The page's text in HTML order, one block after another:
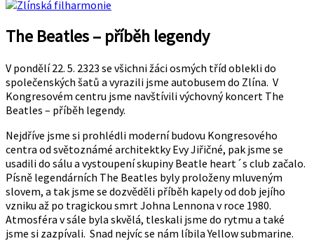
The Beatles – příběh legendy
V pondělí 22. 5. 2323 se všichni žáci osmých tříd oblekli do
společenských šatů a vyrazili jsme autobusem do Zlína. V
Kongresovém centru jsme navštívili výchovný koncert The
Beatles – příběh legendy.
Nejdříve jsme si prohlédli moderní budovu Kongresového
centra od světoznámé architektky Evy Jiřičné, pak jsme se
usadili do sálu a vystoupení skupiny Beatle heart´s club začalo.
Písně legendárních The Beatles byly proloženy mluveným
slovem, a tak jsme se dozvěděli příběh kapely od dob jejího
vzniku až po tragickou smrt Johna Lennona v roce 1980.
Atmosféra v sále byla skvělá, tleskali jsme do rytmu a také
jsme si zazpívali. Snad nejvíc se nám líbila Yellow submarine.